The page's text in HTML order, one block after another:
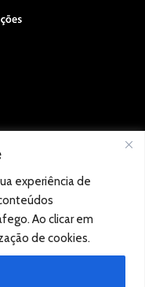
experiência de
Ao clicar em
de cookies.